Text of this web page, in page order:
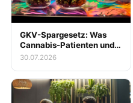
GKV-Spargesetz: Was
Cannabis-Patienten und
Messe-Besucher zur
Blüten jetzt wissen
müssen
30.07.2026